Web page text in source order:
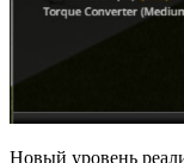
Новый уровень